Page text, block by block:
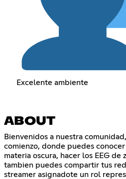
Excelente ambiente
ABOUT
Bienvenidos a nuestra
comienzo, donde puedes
materia oscura, hacer los EEG de
tambien puedes compartir tus
streamer asignadote un rol